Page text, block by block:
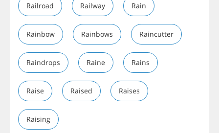
Railroad Railway Rain
Rainbow Rainbows Raincutter
Raindrops Raine Rains
Raise Raised Raises
Raising